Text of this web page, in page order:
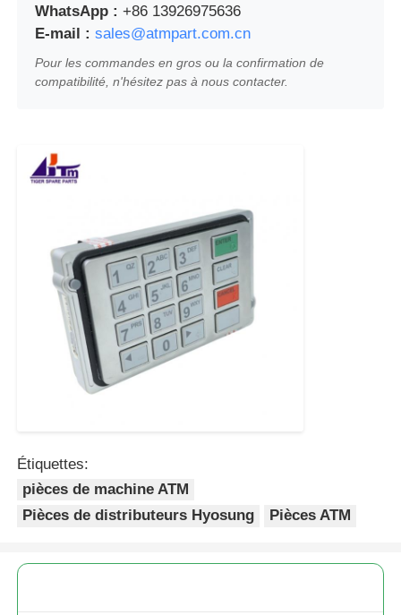
WhatsApp : +86 13926975636
E-mail : sales@atmpart.com.cn
Pour les commandes en gros ou la confirmation de
compatibilité, n'hésitez pas à nous contacter.
Étiquettes:
pièces de machine ATM
Pièces de distributeurs Hyosung
Pièces ATM